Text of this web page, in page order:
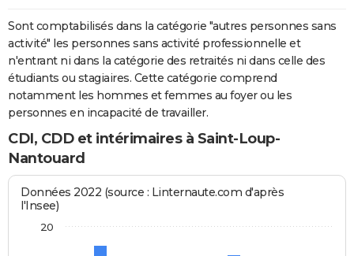
Sont comptabilisés dans la catégorie "autres personnes sans
activité" les personnes sans activité professionnelle et
n'entrant ni dans la catégorie des retraités ni dans celle des
étudiants ou stagiaires. Cette catégorie comprend
notamment les hommes et femmes au foyer ou les
personnes en incapacité de travailler.
CDI, CDD et intérimaires à Saint-Loup-
Nantouard
Données 2022 (source : Linternaute.com d'après
l'Insee)
20